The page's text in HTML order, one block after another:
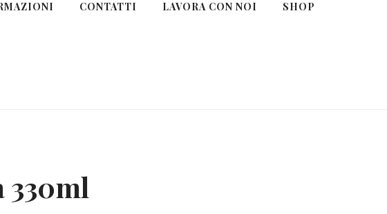
CONTATTI LAVORA CON NOI SHOP
330ml